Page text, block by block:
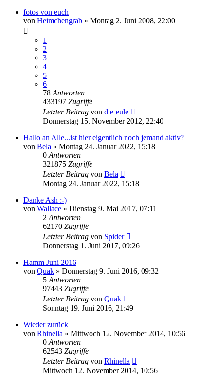
fotos von euch
von Heimchengrab » Montag 2. Juni 2008, 22:00
1
2
3
4
5
6
78 Antworten
433197 Zugriffe
Letzter Beitrag von die-eule
Donnerstag 15. November 2012, 22:40
Hallo an Alle...ist hier eigentlich noch jemand aktiv?
von Bela » Montag 24. Januar 2022, 15:18
0 Antworten
321875 Zugriffe
Letzter Beitrag von Bela
Montag 24. Januar 2022, 15:18
Danke Ash :-)
von Wallace » Dienstag 9. Mai 2017, 07:11
2 Antworten
62170 Zugriffe
Letzter Beitrag von Spider
Donnerstag 1. Juni 2017, 09:26
Hamm Juni 2016
von Quak » Donnerstag 9. Juni 2016, 09:32
5 Antworten
97443 Zugriffe
Letzter Beitrag von Quak
Sonntag 19. Juni 2016, 21:49
Wieder zurück
von Rhinella » Mittwoch 12. November 2014, 10:56
0 Antworten
62543 Zugriffe
Letzter Beitrag von Rhinella
Mittwoch 12. November 2014, 10:56